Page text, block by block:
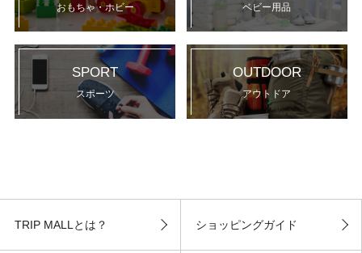
おもちゃ・ホビー ベビー用品
SPORT
スポーツ
OUTDOOR
アウトドア
TRIP MALLとは？ ショッピングガイド